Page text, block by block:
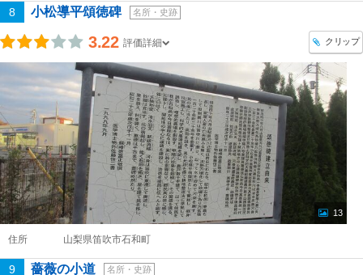
8 小松導平頌徳碑 名所・史跡
3.22 評価詳細 クリップ
13
住所 山梨県笛吹市石和町
9 薔薇の小道 名所・史跡